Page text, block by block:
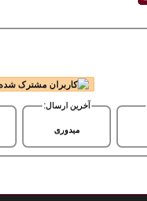
آخرین ارسال:
میدوری